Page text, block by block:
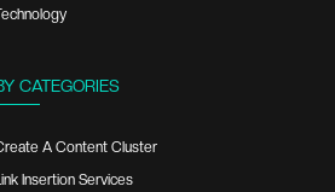
CATEGORIES
A Content Cluster
Insertion Services